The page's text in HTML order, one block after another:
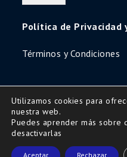
Política de Privacidad
Términos y Condiciones
Copyright © 2016 |
Uni
Utilizamos cookies para
nuestra web.
Puedes aprender más sobre
desactivarlas
Aceptar Rechazar